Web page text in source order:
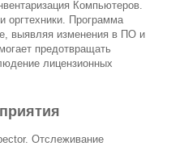
Компьютеров.
оргтехники. Программа
выявляя изменения в ПО и
предотвращать
лицензионных
Отслеживание